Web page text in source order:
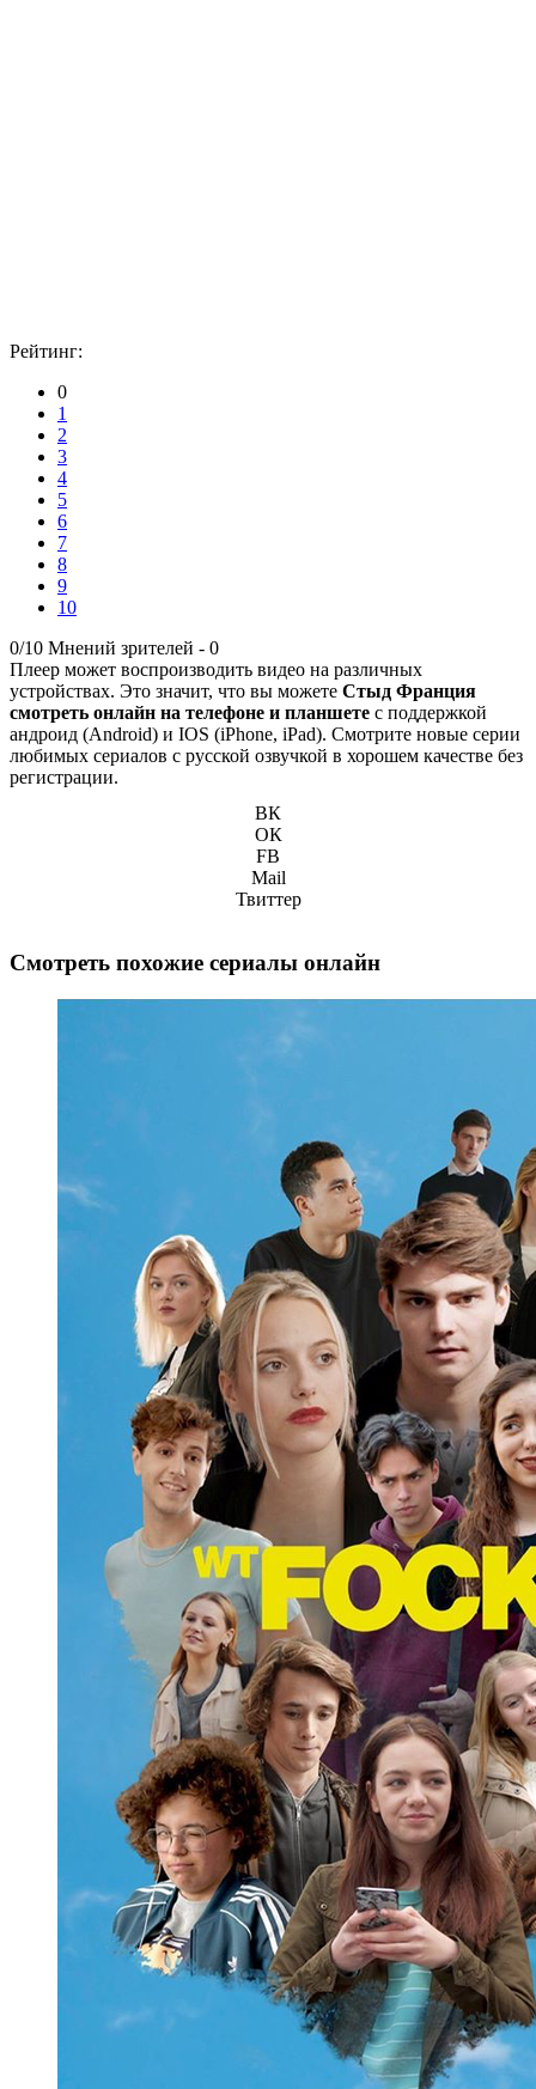
Рейтинг:
0
1
2
3
4
5
6
7
8
9
10
0/10 Мнений зрителей - 0
Плеер может воспроизводить видео на различных
устройствах. Это значит, что вы можете Стыд Франция
смотреть онлайн на телефоне и планшете с поддержкой
андроид (Android) и IOS (iPhone, iPad). Смотрите новые серии
любимых сериалов с русской озвучкой в хорошем качестве без
регистрации.
ВК
ОК
FB
Mail
Твиттер
Смотреть похожие сериалы онлайн